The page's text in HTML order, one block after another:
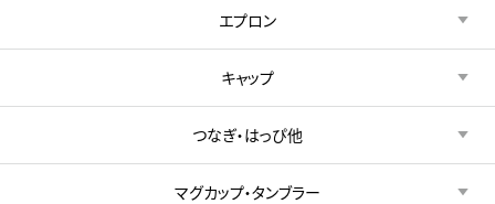
エプロン
キャップ
つなぎ・はっぴ他
マグカップ・タンブラー